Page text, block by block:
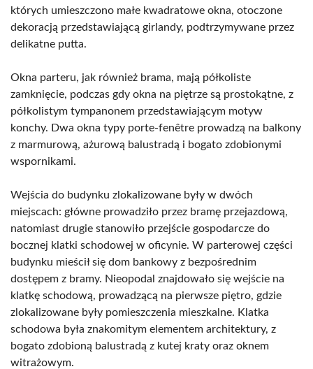
których umieszczono małe kwadratowe okna, otoczone
dekoracją przedstawiającą girlandy, podtrzymywane przez
delikatne putta.
Okna parteru, jak również brama, mają półkoliste
zamknięcie, podczas gdy okna na piętrze są prostokątne, z
półkolistym tympanonem przedstawiającym motyw
konchy. Dwa okna typy porte-fenêtre prowadzą na balkony
z marmurową, ażurową balustradą i bogato zdobionymi
wspornikami.
Wejścia do budynku zlokalizowane były w dwóch
miejscach: główne prowadziło przez bramę przejazdową,
natomiast drugie stanowiło przejście gospodarcze do
bocznej klatki schodowej w oficynie. W parterowej części
budynku mieścił się dom bankowy z bezpośrednim
dostępem z bramy. Nieopodal znajdowało się wejście na
klatkę schodową, prowadzącą na pierwsze piętro, gdzie
zlokalizowane były pomieszczenia mieszkalne. Klatka
schodowa była znakomitym elementem architektury, z
bogato zdobioną balustradą z kutej kraty oraz oknem
witrażowym.